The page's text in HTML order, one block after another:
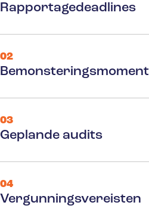
Rapportagedeadlines
02
03
Geplande audits
04
Vergunningsvereisten